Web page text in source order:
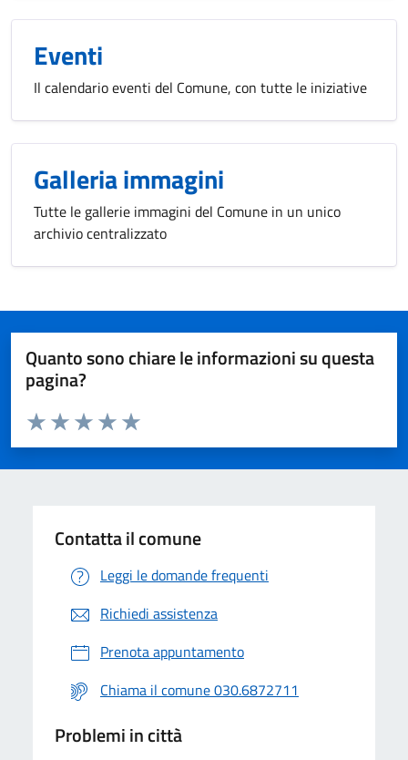
Eventi
Il calendario eventi del Comune, con tutte le iniziative
Galleria immagini
Tutte le gallerie immagini del Comune in un unico
archivio centralizzato
Quanto sono chiare le informazioni su questa
pagina?
Valuta da 1 a 5 stelle la pagina
Valuta 5 stelle su 5
Valuta 4 stelle su 5
Valuta 3 stelle su 5
Valuta 2 stelle su 5
Valuta 1 stelle su 5
Contatta il comune
Leggi le domande frequenti
Richiedi assistenza
Prenota appuntamento
Chiama il comune 030.6872711
Problemi in città